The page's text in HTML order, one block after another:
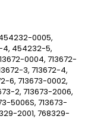
0005,
454232-5,
0004, 713672-
3, 713672-4,
6, 713673-0002,
2, 713673-2006,
5006S, 713673-
2001, 768329-